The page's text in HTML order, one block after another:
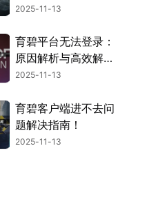
程！
2025-11-13
育碧平台无法登录：
原因解析与高效解决
方案！
2025-11-13
育碧客户端进不去问
题解决指南！
2025-11-13